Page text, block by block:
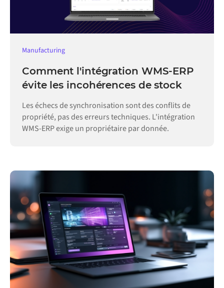
Manufacturing
Comment l'intégration WMS-ERP
évite les incohérences de stock
Les échecs de synchronisation sont des conflits de
propriété, pas des erreurs techniques. L'intégration
WMS-ERP exige un propriétaire par donnée.